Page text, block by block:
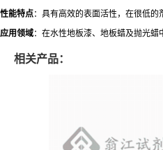
性能特点：具有高效的表面活性，在很低
应用领域：在水性地板漆、地板蜡及抛光
相关产品：